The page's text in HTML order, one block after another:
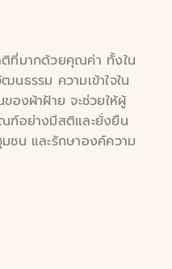
ติที่มากด้วยคุณค่า ทั้งใน
ธรรม ความเข้าใจใน
องผ้าฝ้าย จะช่วยให้ผู้
ฑ์อย่างมีสติและยั่งยืน
ชน และรักษาองค์ความ